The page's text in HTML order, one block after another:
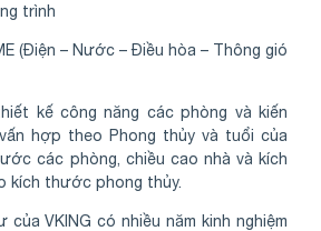
trình
(Điện – Nước – Điều hòa – Thông gió
kế công năng các phòng và kiến
hợp theo Phong thủy và tuổi của
các phòng, chiều cao nhà và kích
kích thước phong thủy.
VKING có nhiều năm kinh nghiệm